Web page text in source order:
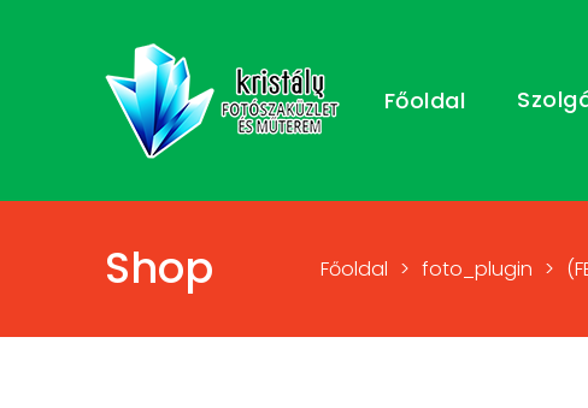
Főoldal
Shop Főoldal > foto_plugin >